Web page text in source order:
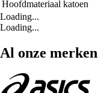
Hoofdmateriaal katoen
Loading...
Loading...
Al onze merken